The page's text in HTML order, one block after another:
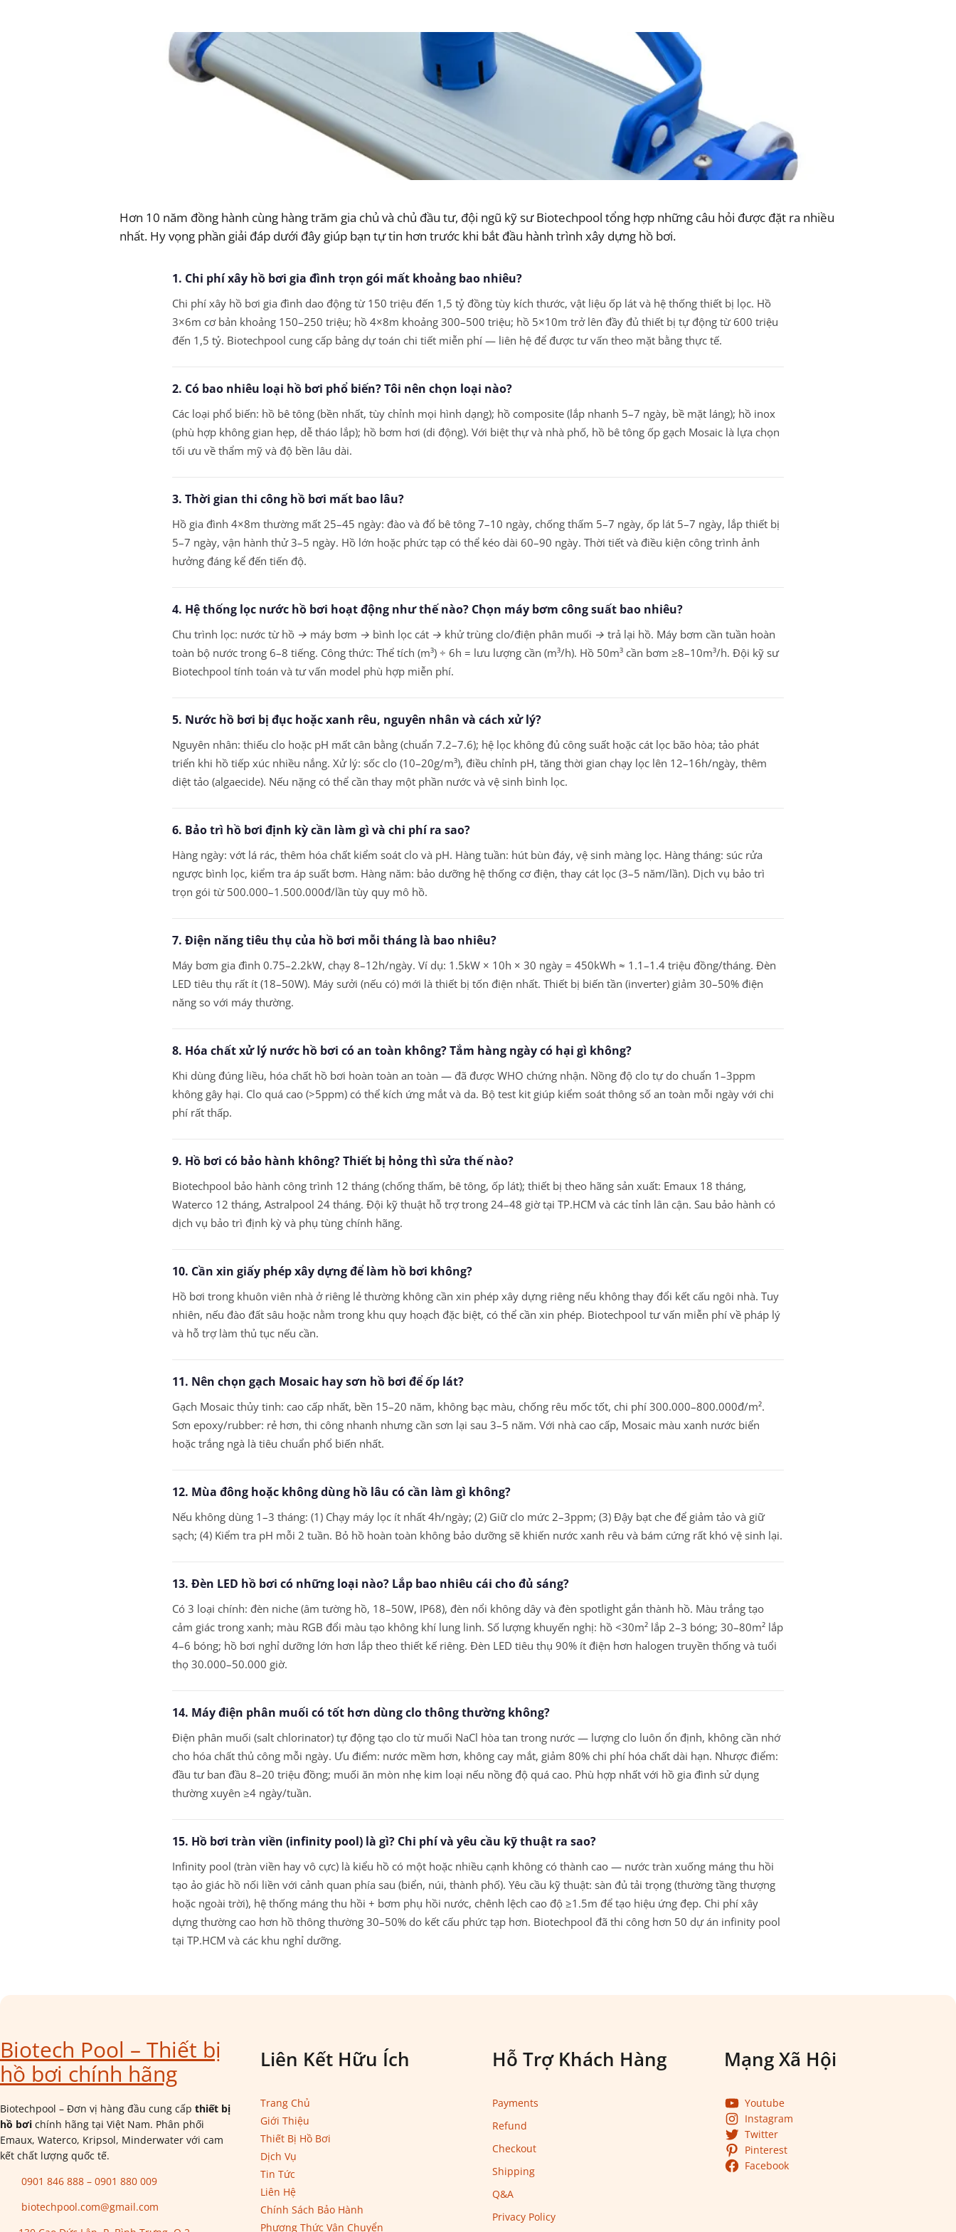
Hơn 10 năm đồng hành cùng hàng trăm gia chủ và chủ đầu tư, đội ngũ kỹ sư Biotechpool tổng hợp những câu hỏi được đặt ra nhiều
nhất. Hy vọng phần giải đáp dưới đây giúp bạn tự tin hơn trước khi bắt đầu hành trình xây dựng hồ bơi.
1. Chi phí xây hồ bơi gia đình trọn gói mất khoảng bao nhiêu?
Chi phí xây hồ bơi gia đình dao động từ 150 triệu đến 1,5 tỷ đồng tùy kích thước, vật liệu ốp lát và hệ thống thiết bị lọc. Hồ
3×6m cơ bản khoảng 150–250 triệu; hồ 4×8m khoảng 300–500 triệu; hồ 5×10m trở lên đầy đủ thiết bị tự động từ 600 triệu
đến 1,5 tỷ. Biotechpool cung cấp bảng dự toán chi tiết miễn phí — liên hệ để được tư vấn theo mặt bằng thực tế.
2. Có bao nhiêu loại hồ bơi phổ biến? Tôi nên chọn loại nào?
Các loại phổ biến: hồ bê tông (bền nhất, tùy chỉnh mọi hình dạng); hồ composite (lắp nhanh 5–7 ngày, bề mặt láng); hồ inox
(phù hợp không gian hẹp, dễ tháo lắp); hồ bơm hơi (di động). Với biệt thự và nhà phố, hồ bê tông ốp gạch Mosaic là lựa chọn
tối ưu về thẩm mỹ và độ bền lâu dài.
3. Thời gian thi công hồ bơi mất bao lâu?
Hồ gia đình 4×8m thường mất 25–45 ngày: đào và đổ bê tông 7–10 ngày, chống thấm 5–7 ngày, ốp lát 5–7 ngày, lắp thiết bị
5–7 ngày, vận hành thử 3–5 ngày. Hồ lớn hoặc phức tạp có thể kéo dài 60–90 ngày. Thời tiết và điều kiện công trình ảnh
hưởng đáng kể đến tiến độ.
4. Hệ thống lọc nước hồ bơi hoạt động như thế nào? Chọn máy bơm công suất bao nhiêu?
Chu trình lọc: nước từ hồ → máy bơm → bình lọc cát → khử trùng clo/điện phân muối → trả lại hồ. Máy bơm cần tuần hoàn
toàn bộ nước trong 6–8 tiếng. Công thức: Thể tích (m³) ÷ 6h = lưu lượng cần (m³/h). Hồ 50m³ cần bơm ≥8–10m³/h. Đội kỹ sư
Biotechpool tính toán và tư vấn model phù hợp miễn phí.
5. Nước hồ bơi bị đục hoặc xanh rêu, nguyên nhân và cách xử lý?
Nguyên nhân: thiếu clo hoặc pH mất cân bằng (chuẩn 7.2–7.6); hệ lọc không đủ công suất hoặc cát lọc bão hòa; tảo phát
triển khi hồ tiếp xúc nhiều nắng. Xử lý: sốc clo (10–20g/m³), điều chỉnh pH, tăng thời gian chạy lọc lên 12–16h/ngày, thêm
diệt tảo (algaecide). Nếu nặng có thể cần thay một phần nước và vệ sinh bình lọc.
6. Bảo trì hồ bơi định kỳ cần làm gì và chi phí ra sao?
Hàng ngày: vớt lá rác, thêm hóa chất kiểm soát clo và pH. Hàng tuần: hút bùn đáy, vệ sinh màng lọc. Hàng tháng: súc rửa
ngược bình lọc, kiểm tra áp suất bơm. Hàng năm: bảo dưỡng hệ thống cơ điện, thay cát lọc (3–5 năm/lần). Dịch vụ bảo trì
trọn gói từ 500.000–1.500.000đ/lần tùy quy mô hồ.
7. Điện năng tiêu thụ của hồ bơi mỗi tháng là bao nhiêu?
Máy bơm gia đình 0.75–2.2kW, chạy 8–12h/ngày. Ví dụ: 1.5kW × 10h × 30 ngày = 450kWh ≈ 1.1–1.4 triệu đồng/tháng. Đèn
LED tiêu thụ rất ít (18–50W). Máy sưởi (nếu có) mới là thiết bị tốn điện nhất. Thiết bị biến tần (inverter) giảm 30–50% điện
năng so với máy thường.
8. Hóa chất xử lý nước hồ bơi có an toàn không? Tắm hàng ngày có hại gì không?
Khi dùng đúng liều, hóa chất hồ bơi hoàn toàn an toàn — đã được WHO chứng nhận. Nồng độ clo tự do chuẩn 1–3ppm
không gây hại. Clo quá cao (>5ppm) có thể kích ứng mắt và da. Bộ test kit giúp kiểm soát thông số an toàn mỗi ngày với chi
phí rất thấp.
9. Hồ bơi có bảo hành không? Thiết bị hỏng thì sửa thế nào?
Biotechpool bảo hành công trình 12 tháng (chống thấm, bê tông, ốp lát); thiết bị theo hãng sản xuất: Emaux 18 tháng,
Waterco 12 tháng, Astralpool 24 tháng. Đội kỹ thuật hỗ trợ trong 24–48 giờ tại TP.HCM và các tỉnh lân cận. Sau bảo hành có
dịch vụ bảo trì định kỳ và phụ tùng chính hãng.
10. Cần xin giấy phép xây dựng để làm hồ bơi không?
Hồ bơi trong khuôn viên nhà ở riêng lẻ thường không cần xin phép xây dựng riêng nếu không thay đổi kết cấu ngôi nhà. Tuy
nhiên, nếu đào đất sâu hoặc nằm trong khu quy hoạch đặc biệt, có thể cần xin phép. Biotechpool tư vấn miễn phí về pháp lý
và hỗ trợ làm thủ tục nếu cần.
11. Nên chọn gạch Mosaic hay sơn hồ bơi để ốp lát?
Gạch Mosaic thủy tinh: cao cấp nhất, bền 15–20 năm, không bạc màu, chống rêu mốc tốt, chi phí 300.000–800.000đ/m².
Sơn epoxy/rubber: rẻ hơn, thi công nhanh nhưng cần sơn lại sau 3–5 năm. Với nhà cao cấp, Mosaic màu xanh nước biển
hoặc trắng ngà là tiêu chuẩn phổ biến nhất.
12. Mùa đông hoặc không dùng hồ lâu có cần làm gì không?
Nếu không dùng 1–3 tháng: (1) Chạy máy lọc ít nhất 4h/ngày; (2) Giữ clo mức 2–3ppm; (3) Đậy bạt che để giảm tảo và giữ
sạch; (4) Kiểm tra pH mỗi 2 tuần. Bỏ hồ hoàn toàn không bảo dưỡng sẽ khiến nước xanh rêu và bám cứng rất khó vệ sinh lại.
13. Đèn LED hồ bơi có những loại nào? Lắp bao nhiêu cái cho đủ sáng?
Có 3 loại chính: đèn niche (âm tường hồ, 18–50W, IP68), đèn nổi không dây và đèn spotlight gắn thành hồ. Màu trắng tạo
cảm giác trong xanh; màu RGB đổi màu tạo không khí lung linh. Số lượng khuyến nghị: hồ <30m² lắp 2–3 bóng; 30–80m² lắp
4–6 bóng; hồ bơi nghỉ dưỡng lớn hơn lắp theo thiết kế riêng. Đèn LED tiêu thụ 90% ít điện hơn halogen truyền thống và tuổi
thọ 30.000–50.000 giờ.
14. Máy điện phân muối có tốt hơn dùng clo thông thường không?
Điện phân muối (salt chlorinator) tự động tạo clo từ muối NaCl hòa tan trong nước — lượng clo luôn ổn định, không cần nhớ
cho hóa chất thủ công mỗi ngày. Ưu điểm: nước mềm hơn, không cay mắt, giảm 80% chi phí hóa chất dài hạn. Nhược điểm:
đầu tư ban đầu 8–20 triệu đồng; muối ăn mòn nhẹ kim loại nếu nồng độ quá cao. Phù hợp nhất với hồ gia đình sử dụng
thường xuyên ≥4 ngày/tuần.
15. Hồ bơi tràn viền (infinity pool) là gì? Chi phí và yêu cầu kỹ thuật ra sao?
Infinity pool (tràn viền hay vô cực) là kiểu hồ có một hoặc nhiều cạnh không có thành cao — nước tràn xuống máng thu hồi
tạo ảo giác hồ nối liền với cảnh quan phía sau (biển, núi, thành phố). Yêu cầu kỹ thuật: sàn đủ tải trọng (thường tầng thượng
hoặc ngoài trời), hệ thống máng thu hồi + bơm phụ hồi nước, chênh lệch cao độ ≥1.5m để tạo hiệu ứng đẹp. Chi phí xây
dựng thường cao hơn hồ thông thường 30–50% do kết cấu phức tạp hơn. Biotechpool đã thi công hơn 50 dự án infinity pool
tại TP.HCM và các khu nghỉ dưỡng.
Biotech Pool – Thiết bị
hồ bơi chính hãng
Biotechpool – Đơn vị hàng đầu cung cấp thiết bị
hồ bơi chính hãng tại Việt Nam. Phân phối
Emaux, Waterco, Kripsol, Minderwater với cam
kết chất lượng quốc tế.
0901 846 888 – 0901 880 009
biotechpool.com@gmail.com
Liên Kết Hữu Ích
Trang Chủ
Giới Thiệu
Thiết Bị Hồ Bơi
Dịch Vụ
Tin Tức
Liên Hệ
Chính Sách Bảo Hành
Phương Thức Vận Chuyển
Hỗ Trợ Khách Hàng
Payments
Refund
Checkout
Shipping
Q&A
Privacy Policy
Mạng Xã Hội
Youtube
Instagram
Twitter
Pinterest
Facebook